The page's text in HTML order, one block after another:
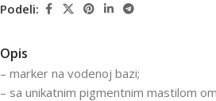
Podeli:
Opis
– marker na vodenoj bazi;
– sa unikatnim pigmentnim mastilom